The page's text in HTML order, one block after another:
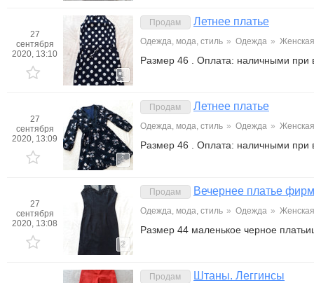
27
сентября
2020, 13:10
1
Продам Летнее платье
Одежда, мода, стиль » Одежда » Женская
Размер 46 . Оплата: наличными
27
сентября
2020, 13:09
1
Продам Летнее платье
Одежда, мода, стиль » Одежда » Женская
Размер 46 . Оплата: наличными
27
сентября
2020, 13:08
2
Продам Вечернее платье
Одежда, мода, стиль » Одежда » Женская
Размер 44 маленькое черное
Продам Штаны. Леггинсы